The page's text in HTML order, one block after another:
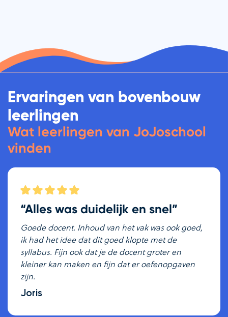
Ervaringen van bovenbouw
leerlingen
Wat leerlingen van JoJoschool
vinden
“Alles was duidelijk en snel”
Goede docent. Inhoud van het vak was ook goed,
ik had het idee dat dit goed klopte met de
syllabus. Fijn ook dat je de docent groter en
kleiner kan maken en fijn dat er oefenopgaven
zijn.
Joris